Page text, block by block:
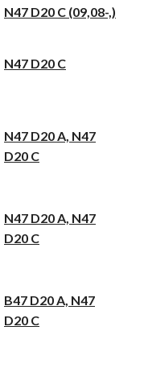
N47 D20 C (09,08-,)
N47 D20 C
N47 D20 A, N47
D20 C
N47 D20 A, N47
D20 C
B47 D20 A, N47
D20 C